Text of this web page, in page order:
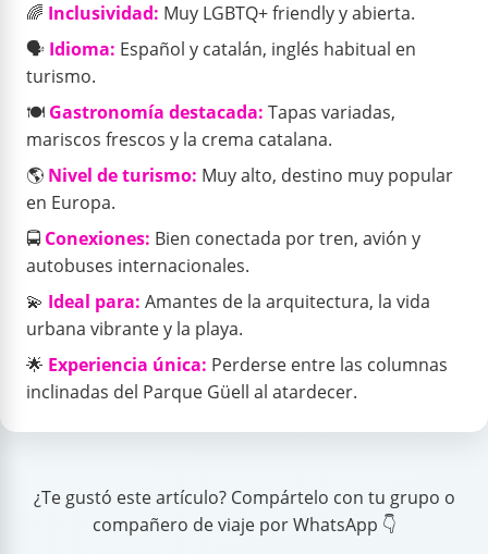
🌈 Inclusividad: Muy LGBTQ+ friendly y abierta.
🗣️ Idioma: Español y catalán, inglés habitual en
turismo.
🍽️ Gastronomía destacada: Tapas variadas,
mariscos frescos y la crema catalana.
🌎 Nivel de turismo: Muy alto, destino muy popular
en Europa.
🚍 Conexiones: Bien conectada por tren, avión y
autobuses internacionales.
💫 Ideal para: Amantes de la arquitectura, la vida
urbana vibrante y la playa.
🌟 Experiencia única: Perderse entre las columnas
inclinadas del Parque Güell al atardecer.
¿Te gustó este artículo? Compártelo con tu grupo o
compañero de viaje por WhatsApp 👇